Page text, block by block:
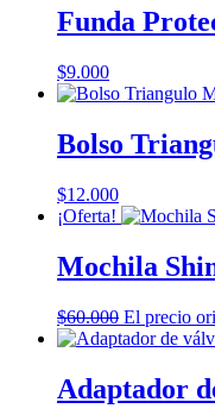
Funda
$9.000
Bolso
$12.000
¡Oferta!
Mochila
$60.000 El precio
Adaptador